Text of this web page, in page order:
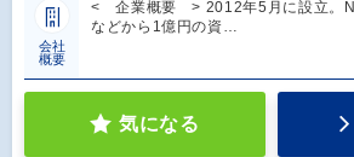
会社
概要
< 企業概要 > 2012年5月に設立。
などから1億円の資…
気になる